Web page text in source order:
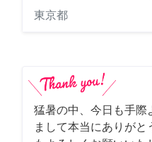
東京都
猛暑の中、今日も手際
まして本当にありがと